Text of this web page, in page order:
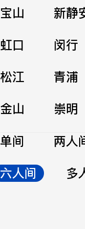
宝山
新静
虹口
闵行
松江
青浦
金山
崇明
单间
两人
六人间
多